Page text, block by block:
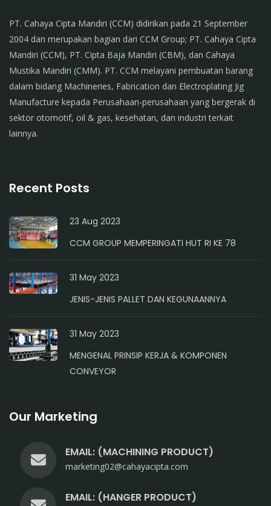
PT. Cahaya Cipta Mandiri (CCM) didirikan pada 21 September
2004 dan merupakan bagian dari CCM Group; PT. Cahaya Cipta
Mandiri (CCM), PT. Cipta Baja Mandiri (CBM), dan Cahaya
Mustika Mandiri (CMM). PT. CCM melayani pembuatan barang
dalam bidang Machineries, Fabrication dan Electroplating Jig
Manufacture kepada Perusahaan-perusahaan yang bergerak di
sektor otomotif, oil & gas, kesehatan, dan industri terkait
lainnya.
Recent Posts
23 Aug 2023
CCM GROUP MEMPERINGATI HUT RI KE 78
31 May 2023
JENIS-JENIS PALLET DAN KEGUNAANNYA
31 May 2023
MENGENAL PRINSIP KERJA & KOMPONEN
CONVEYOR
Our Marketing
EMAIL: (MACHINING PRODUCT)
marketing02@cahayacipta.com
EMAIL: (HANGER PRODUCT)